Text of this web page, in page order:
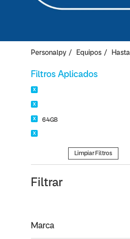
Personalpy Equipos
Filtros Aplicados
64GB
Limpiar Filtros
Filtrar
Marca